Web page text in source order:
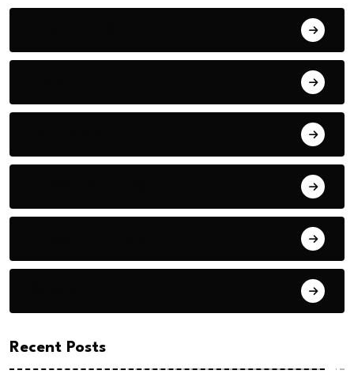
Recent Posts